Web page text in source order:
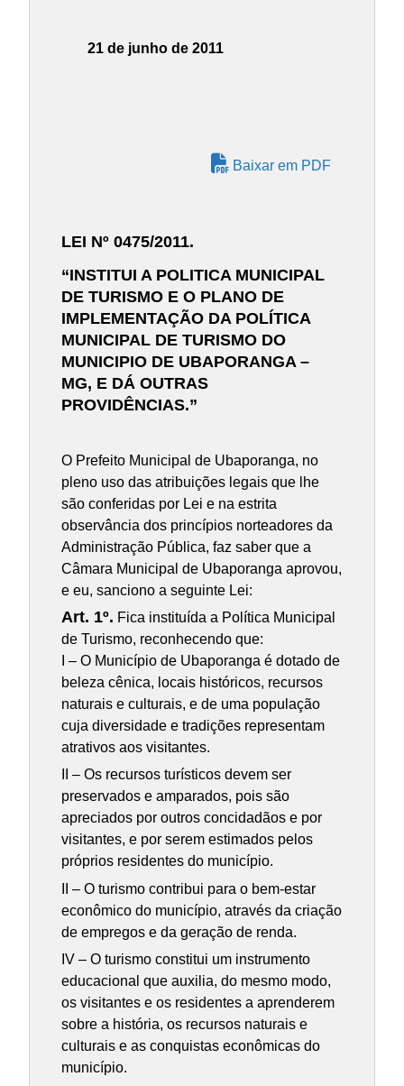
21 de junho de 2011
Baixar em PDF
LEI Nº 0475/2011.
“INSTITUI A POLITICA MUNICIPAL
DE TURISMO E O PLANO DE
IMPLEMENTAÇÃO DA POLÍTICA
MUNICIPAL DE TURISMO DO
MUNICIPIO DE UBAPORANGA –
MG, E DÁ OUTRAS
PROVIDÊNCIAS.”
O Prefeito Municipal de Ubaporanga, no
pleno uso das atribuições legais que lhe
são conferidas por Lei e na estrita
observância dos princípios norteadores da
Administração Pública, faz saber que a
Câmara Municipal de Ubaporanga aprovou,
e eu, sanciono a seguinte Lei:
Art. 1º. Fica instituída a Política Municipal
de Turismo, reconhecendo que:
I – O Município de Ubaporanga é dotado de
beleza cênica, locais históricos, recursos
naturais e culturais, e de uma população
cuja diversidade e tradições representam
atrativos aos visitantes.
II – Os recursos turísticos devem ser
preservados e amparados, pois são
apreciados por outros concidadãos e por
visitantes, e por serem estimados pelos
próprios residentes do município.
II – O turismo contribui para o bem-estar
econômico do município, através da criação
de empregos e da geração de renda.
IV – O turismo constitui um instrumento
educacional que auxilia, do mesmo modo,
os visitantes e os residentes a aprenderem
sobre a história, os recursos naturais e
culturais e as conquistas econômicas do
município.